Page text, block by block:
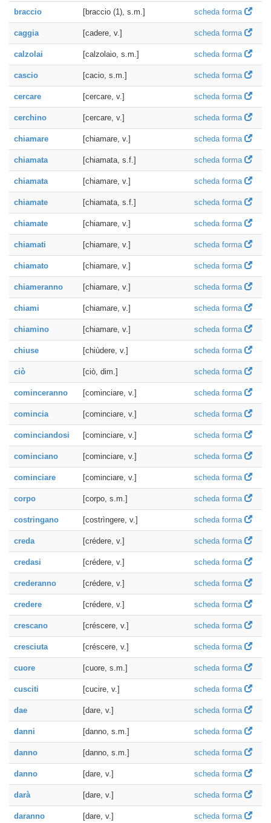
braccio [braccio (1), s.m.] scheda forma
caggia [cadere, v.] scheda forma
calzolai [calzolaio, s.m.] scheda forma
cascio [cacio, s.m.] scheda forma
cercare [cercare, v.] scheda forma
cerchino [cercare, v.] scheda forma
chiamare [chiamare, v.] scheda forma
chiamata [chiamata, s.f.] scheda forma
chiamata [chiamare, v.] scheda forma
chiamate [chiamata, s.f.] scheda forma
chiamate [chiamare, v.] scheda forma
chiamati [chiamare, v.] scheda forma
chiamato [chiamare, v.] scheda forma
chiameranno [chiamare, v.] scheda forma
chiami [chiamare, v.] scheda forma
chiamino [chiamare, v.] scheda forma
chiuse [chiùdere, v.] scheda forma
ciò [ciò, dim.] scheda forma
cominceranno [cominciare, v.] scheda forma
comincia [cominciare, v.] scheda forma
cominciandosi [cominciare, v.] scheda forma
cominciano [cominciare, v.] scheda forma
cominciare [cominciare, v.] scheda forma
corpo [corpo, s.m.] scheda forma
costringano [costrìngere, v.] scheda forma
creda [crédere, v.] scheda forma
credasi [crédere, v.] scheda forma
crederanno [crédere, v.] scheda forma
credere [crédere, v.] scheda forma
crescano [créscere, v.] scheda forma
cresciuta [créscere, v.] scheda forma
cuore [cuore, s.m.] scheda forma
cusciti [cucire, v.] scheda forma
dae [dare, v.] scheda forma
danni [danno, s.m.] scheda forma
danno [danno, s.m.] scheda forma
danno [dare, v.] scheda forma
darà [dare, v.] scheda forma
daranno [dare, v.] scheda forma